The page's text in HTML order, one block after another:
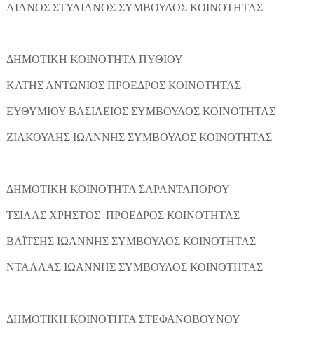
ΛΙΑΝΟΣ ΣΤΥΛΙΑΝΟΣ ΣΥΜΒΟΥΛΟΣ ΚΟΙΝΟΤΗΤΑΣ
ΔΗΜΟΤΙΚΗ ΚΟΙΝΟΤΗΤΑ ΠΥΘΙΟΥ
ΚΑΤΗΣ ΑΝΤΩΝΙΟΣ ΠΡΟΕΔΡΟΣ ΚΟΙΝΟΤΗΤΑΣ
ΕΥΘΥΜΙΟΥ ΒΑΣΙΛΕΙΟΣ ΣΥΜΒΟΥΛΟΣ ΚΟΙΝΟΤΗΤΑΣ
ΖΙΑΚΟΥΛΗΣ ΙΩΑΝΝΗΣ ΣΥΜΒΟΥΛΟΣ ΚΟΙΝΟΤΗΤΑΣ
ΔΗΜΟΤΙΚΗ ΚΟΙΝΟΤΗΤΑ ΣΑΡΑΝΤΑΠΟΡΟΥ
ΤΣΙΛΑΣ ΧΡΗΣΤΟΣ ΠΡΟΕΔΡΟΣ ΚΟΙΝΟΤΗΤΑΣ
ΒΑΪΤΣΗΣ ΙΩΑΝΝΗΣ ΣΥΜΒΟΥΛΟΣ ΚΟΙΝΟΤΗΤΑΣ
ΝΤΑΛΛΑΣ ΙΩΑΝΝΗΣ ΣΥΜΒΟΥΛΟΣ ΚΟΙΝΟΤΗΤΑΣ
ΔΗΜΟΤΙΚΗ ΚΟΙΝΟΤΗΤΑ ΣΤΕΦΑΝΟΒΟΥΝΟΥ